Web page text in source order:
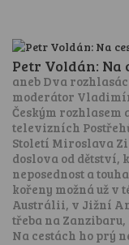
Petr Voldán: Na
aneb Dva
moderátor
Českým rozhlasem
televizních
Století Miroslava
doslova od dětství,
neposednost a
kořeny možná už v
Austrálii, v Jižní
třeba na
Na cestách ho prý